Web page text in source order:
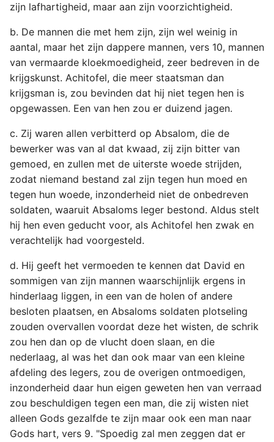
zijn lafhartigheid, maar aan zijn voorzichtigheid.
b. De mannen die met hem zijn, zijn wel weinig in
aantal, maar het zijn dappere mannen, vers 10, mannen
van vermaarde kloekmoedigheid, zeer bedreven in de
krijgskunst. Achitofel, die meer staatsman dan
krijgsman is, zou bevinden dat hij niet tegen hen is
opgewassen. Een van hen zou er duizend jagen.
c. Zij waren allen verbitterd op Absalom, die de
bewerker was van al dat kwaad, zij zijn bitter van
gemoed, en zullen met de uiterste woede strijden,
zodat niemand bestand zal zijn tegen hun moed en
tegen hun woede, inzonderheid niet de onbedreven
soldaten, waaruit Absaloms leger bestond. Aldus stelt
hij hen even geducht voor, als Achitofel hen zwak en
verachtelijk had voorgesteld.
d. Hij geeft het vermoeden te kennen dat David en
sommigen van zijn mannen waarschijnlijk ergens in
hinderlaag liggen, in een van de holen of andere
besloten plaatsen, en Absaloms soldaten plotseling
zouden overvallen voordat deze het wisten, de schrik
zou hen dan op de vlucht doen slaan, en die
nederlaag, al was het dan ook maar van een kleine
afdeling des legers, zou de overigen ontmoedigen,
inzonderheid daar hun eigen geweten hen van verraad
zou beschuldigen tegen een man, die zij wisten niet
alleen Gods gezalfde te zijn maar ook een man naar
Gods hart, vers 9. "Spoedig zal men zeggen dat er